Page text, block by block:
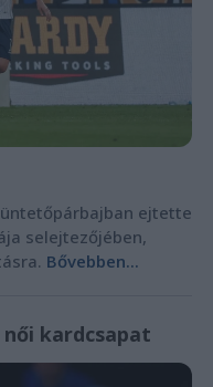
ejtette
selejtezőjében,
Bővebben...
kardcsapat